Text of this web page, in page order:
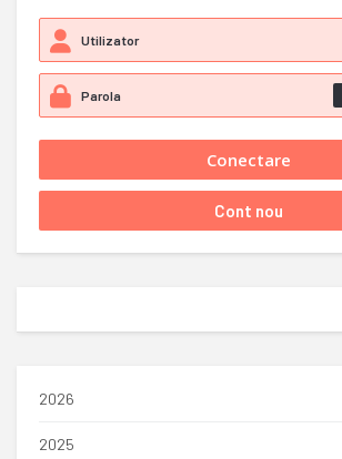
2026
2025